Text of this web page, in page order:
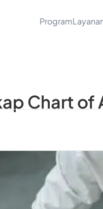
Program
Chart